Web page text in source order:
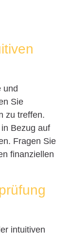
und
Sie
zu treffen.
Bezug auf
Fragen Sie
finanziellen
intuitiven